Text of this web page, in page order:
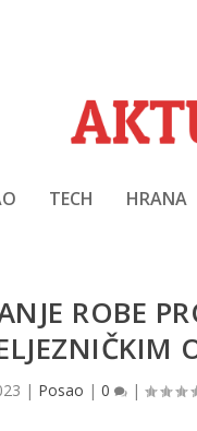
TECH HRANA
ROBE
| Posao | 0 |